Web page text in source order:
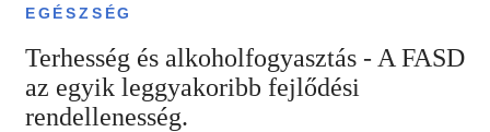
EGÉSZSÉG
Terhesség és alkoholfogyasztás - A FASD
az egyik leggyakoribb fejlődési
rendellenesség.